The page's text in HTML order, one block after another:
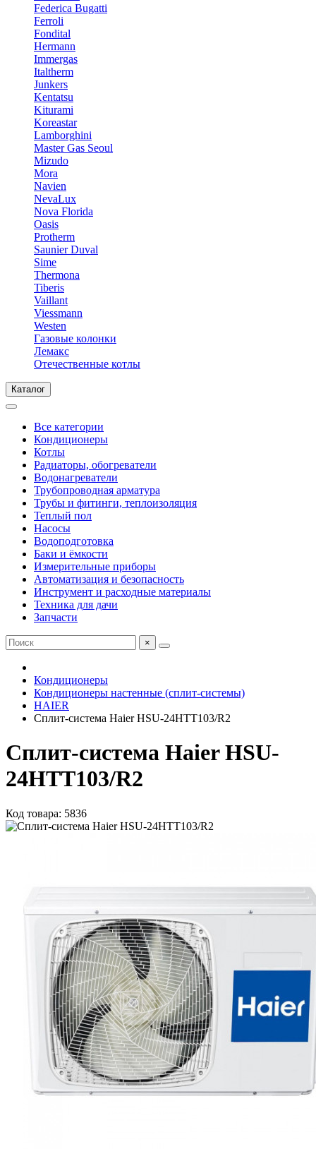
Federica Bugatti
Ferroli
Fondital
Hermann
Immergas
Italtherm
Junkers
Kentatsu
Kiturami
Koreastar
Lamborghini
Master Gas Seoul
Mizudo
Mora
Navien
NevaLux
Nova Florida
Oasis
Protherm
Saunier Duval
Sime
Thermona
Tiberis
Vaillant
Viessmann
Westen
Газовые колонки
Лемакс
Отечественные котлы
Каталог
Все категории
Кондиционеры
Котлы
Радиаторы, обогреватели
Водонагреватели
Трубопроводная арматура
Трубы и фитинги, теплоизоляция
Теплый пол
Насосы
Водоподготовка
Баки и ёмкости
Измерительные приборы
Автоматизация и безопасность
Инструмент и расходные материалы
Техника для дачи
Запчасти
×
Кондиционеры
Кондиционеры настенные (сплит-системы)
HAIER
Сплит-система Haier HSU-24HTT103/R2
Сплит-система Haier HSU-
24HTT103/R2
Код товара: 5836